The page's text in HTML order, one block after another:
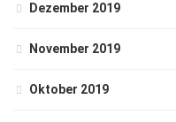
Dezember 2019
November 2019
Oktober 2019